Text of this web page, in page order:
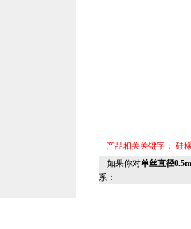
产品相关关键字： 硅
如果你对单丝直径
系：